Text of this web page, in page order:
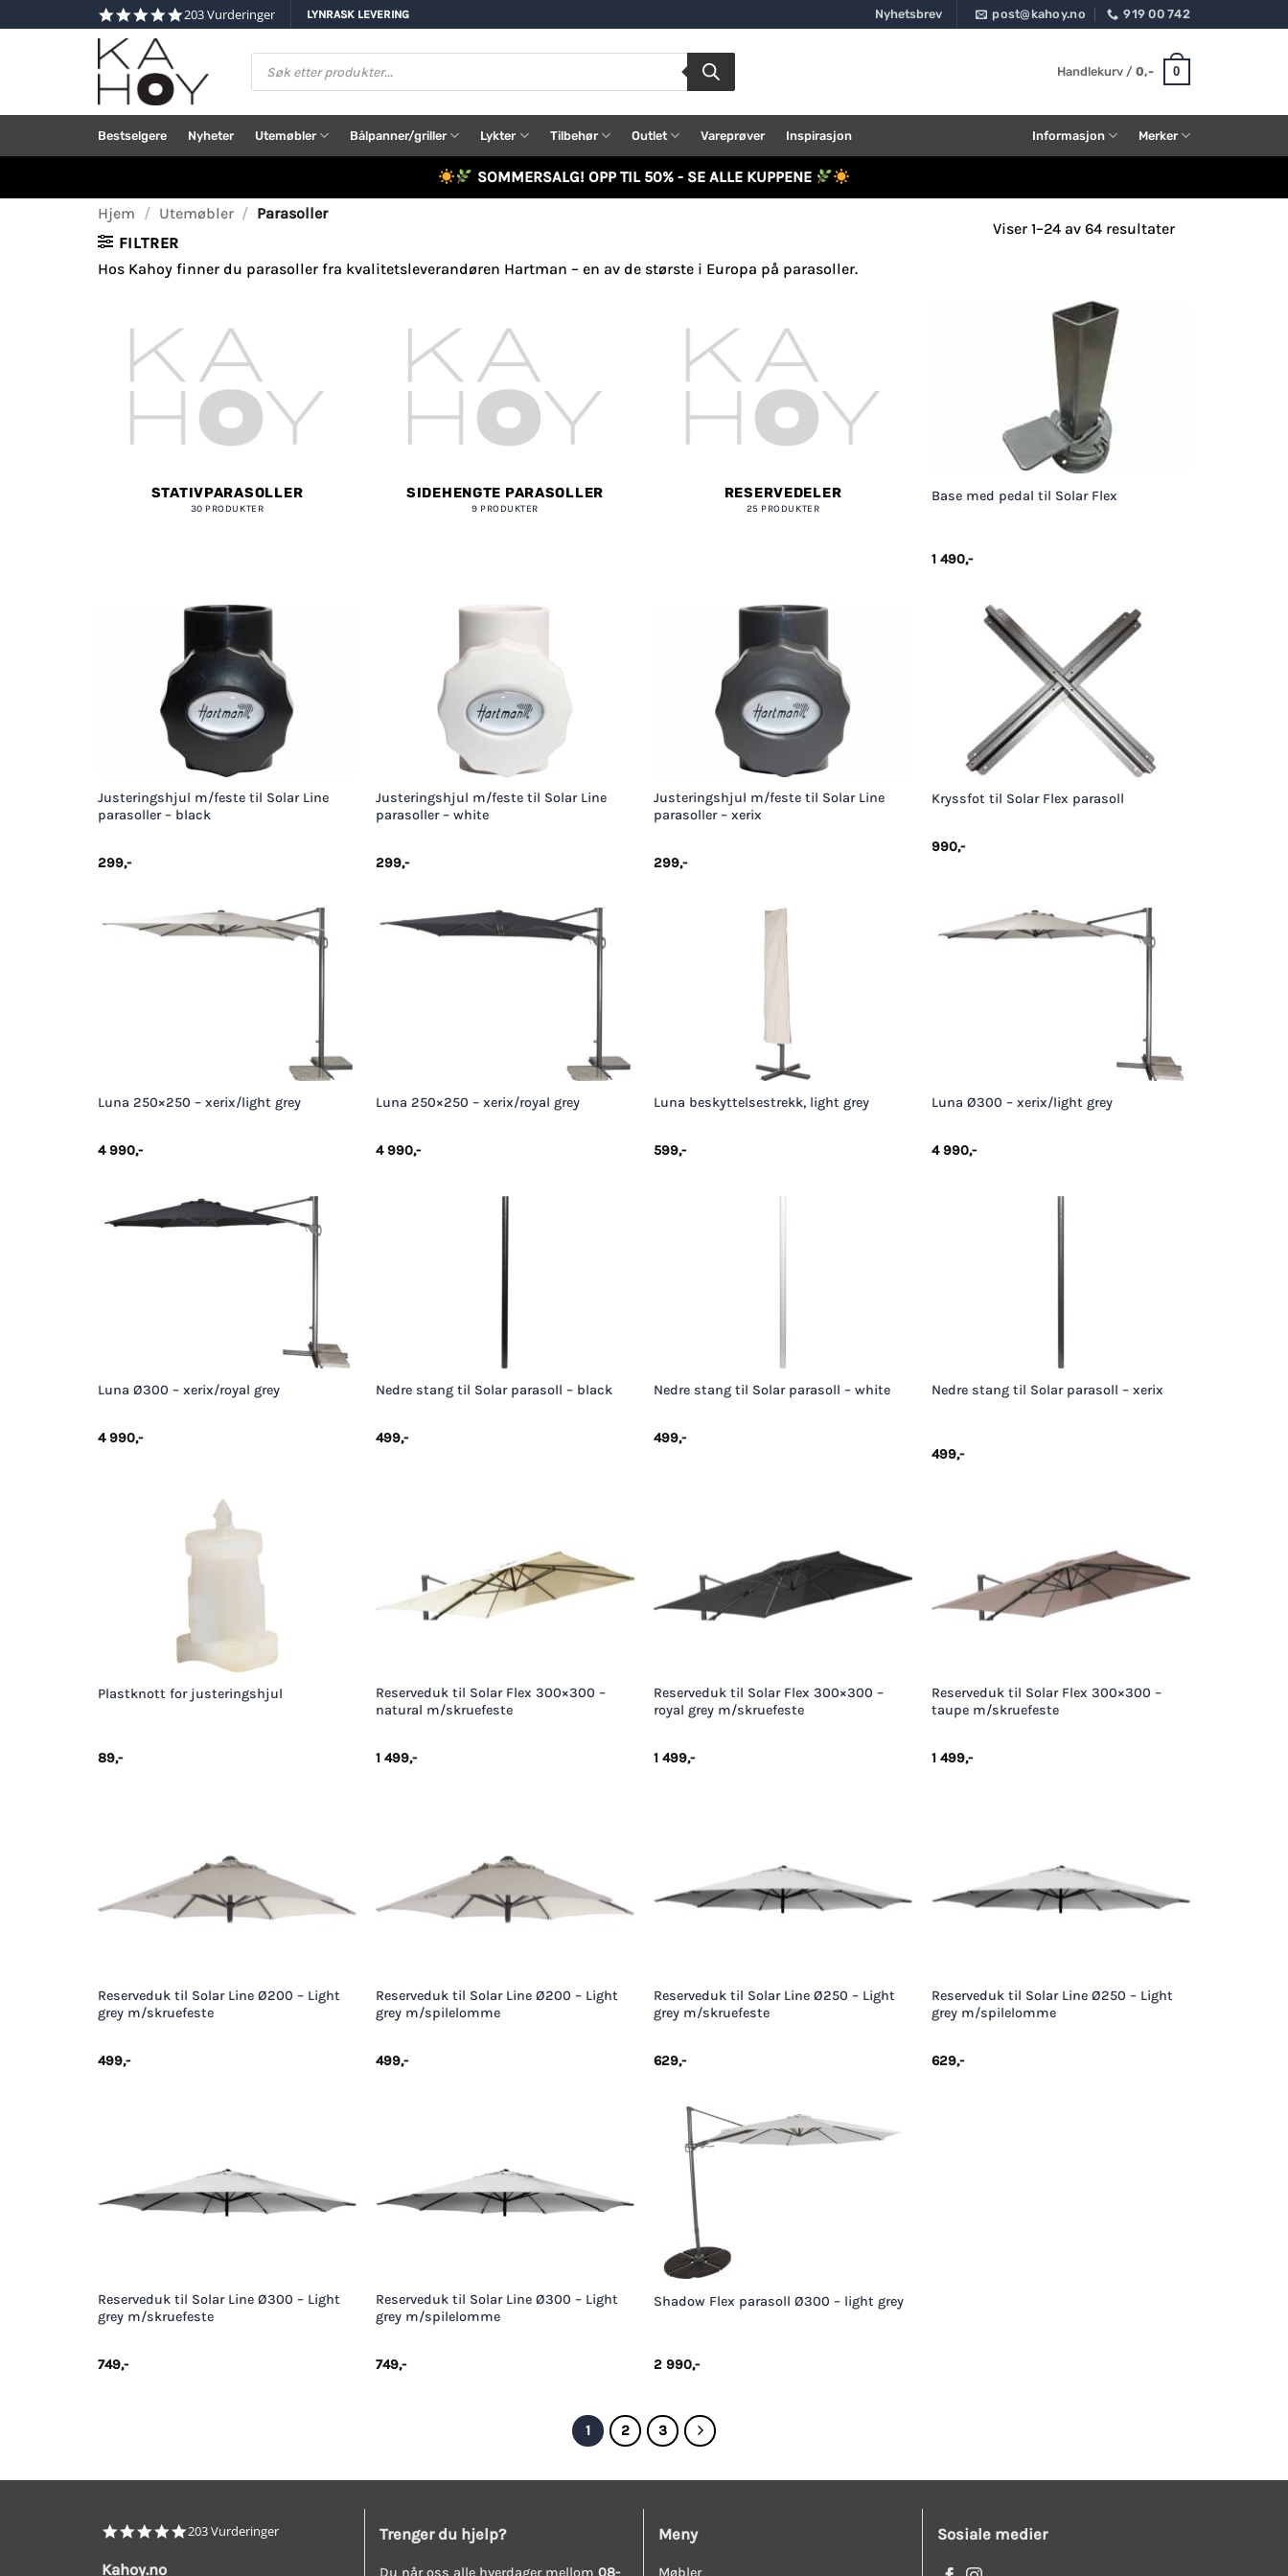
to
4.8
star
203 Vurderinger LYNRASK LEVERING Nyhetsbrev post@kahoy.no 919 00 742
Products
search
Handlekurv / 0,- 0
Bestselgere Nyheter Utemøbler Bålpanner/griller Lykter Tilbehør Outlet Vareprøver Inspirasjon Informasjon Merker
SOMMERSALG! OPP TIL 50% - SE ALLE KUPPENE
Hjem / Utemøbler / Parasoller
FILTRER
Viser 1–24 av 64 resultater
Hos Kahoy finner du parasoller fra kvalitetsleverandøren Hartman – en av de største i Europa på parasoller.
STATIVPARASOLLER
30 PRODUKTER
SIDEHENGTE PARASOLLER
9 PRODUKTER
RESERVEDELER
25 PRODUKTER
Base med pedal til Solar Flex
1 490,-
Justeringshjul m/feste til Solar Line
parasoller – black
299,-
Justeringshjul m/feste til Solar Line
parasoller – white
299,-
Justeringshjul m/feste til Solar Line
parasoller – xerix
299,-
Kryssfot til Solar Flex parasoll
990,-
Luna 250×250 – xerix/light grey
4 990,-
Luna 250×250 – xerix/royal grey
4 990,-
Luna beskyttelsestrekk, light grey
599,-
Luna Ø300 – xerix/light grey
4 990,-
Luna Ø300 – xerix/royal grey
4 990,-
Nedre stang til Solar parasoll – black
499,-
Nedre stang til Solar parasoll – white
499,-
Nedre stang til Solar parasoll – xerix
499,-
Plastknott for justeringshjul
89,-
Reserveduk til Solar Flex 300×300 –
natural m/skruefeste
1 499,-
Reserveduk til Solar Flex 300×300 –
royal grey m/skruefeste
1 499,-
Reserveduk til Solar Flex 300×300 –
taupe m/skruefeste
1 499,-
Reserveduk til Solar Line Ø200 – Light
grey m/skruefeste
499,-
Reserveduk til Solar Line Ø200 – Light
grey m/spilelomme
499,-
Reserveduk til Solar Line Ø250 – Light
grey m/skruefeste
629,-
Reserveduk til Solar Line Ø250 – Light
grey m/spilelomme
629,-
Reserveduk til Solar Line Ø300 – Light
grey m/skruefeste
749,-
Reserveduk til Solar Line Ø300 – Light
grey m/spilelomme
749,-
Shadow Flex parasoll Ø300 – light grey
2 990,-
1 2 3
4.8
203 Vurderinger
Kahoy.no
Trenger du hjelp? Meny Sosiale medier